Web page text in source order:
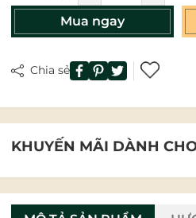
Mua ngay
Chia sẻ
KHUYẾN MÃI DÀNH